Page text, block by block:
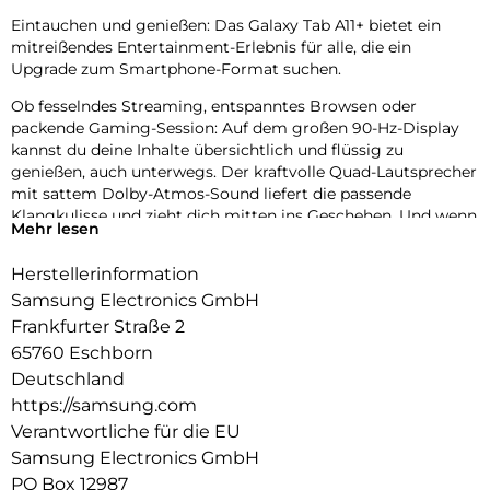
Eintauchen und genießen: Das Galaxy Tab A11+ bietet ein
mitreißendes Entertainment-Erlebnis für alle, die ein
Upgrade zum Smartphone-Format suchen.
Ob fesselndes Streaming, entspanntes Browsen oder
packende Gaming-Session: Auf dem großen 90-Hz-Display
kannst du deine Inhalte übersichtlich und flüssig zu
genießen, auch unterwegs. Der kraftvolle Quad-Lautsprecher
mit sattem Dolby-Atmos-Sound liefert die passende
Klangkulisse und zieht dich mitten ins Geschehen. Und wenn
der ausdauernde Akku nach vielen Stunden neue
dass du schnell bereit für den nächsten Serienmarathon oder
eine weitere Runde Gaming bist.
Google Gemini und Circle to Search mit Google hast du
smarte AI-Funktionen direkt griffbereit. Erledige Aufgaben,
finde Informationen und organisiere deinen Alltag – bequem
und ohne ständig zwischen Apps wechseln zu müssen. Mit
Samsung Notes kannst du zudem alles, was dir gerade
einfällt, notieren, strukturieren und jederzeitwieder abrufen.
Mehr lesen
Herstellerinformation
Samsung Electronics GmbH
Frankfurter Straße 2
65760 Eschborn
Deutschland
https://samsung.com
Verantwortliche für die EU
Samsung Electronics GmbH
PO Box 12987